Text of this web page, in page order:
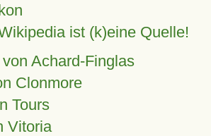
ist (k)eine Quelle!
Achard-Finglas
Clonmore
Tours
Vitoria